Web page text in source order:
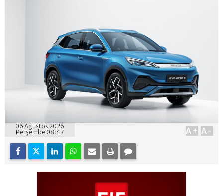
06 Ağustos 2026
Perşembe 08:47
A+ A-